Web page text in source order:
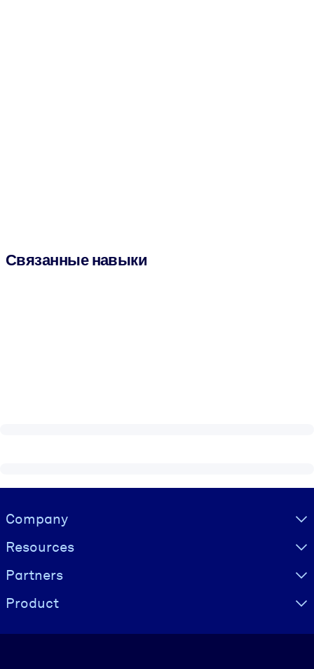
Связанные навыки
Visually hidden Text
Company
Resources
Partners
Product